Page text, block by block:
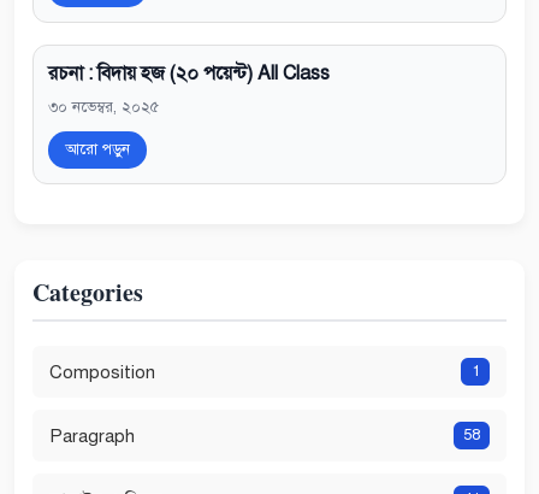
রচনা : বিদায় হজ (২০ পয়েন্ট) All Class
৩০ নভেম্বর, ২০২৫
আরো পড়ুন
Categories
Composition 1
Paragraph 58